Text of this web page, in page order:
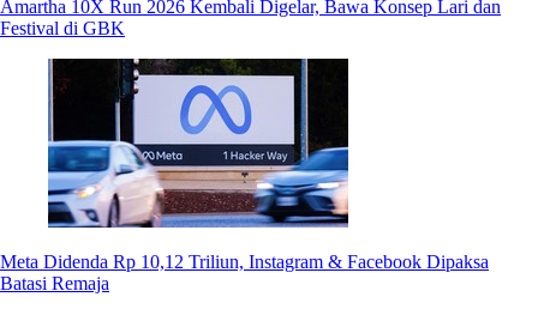
Amartha 10X Run 2026 Kembali Digelar, Bawa Konsep Lari dan
Festival di GBK
Meta Didenda Rp 10,12 Triliun, Instagram & Facebook Dipaksa
Batasi Remaja